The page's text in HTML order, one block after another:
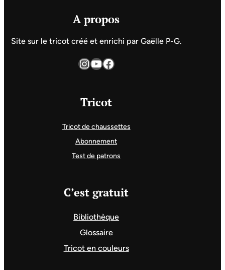
A propos
Site sur le tricot créé et enrichi par Gaëlle P-G.
InstagramYouTube Facebook
Tricot
Tricot de chaussettes
Abonnement
Test de patrons
C’est gratuit
Bibliothèque
Glossaire
Tricot en couleurs